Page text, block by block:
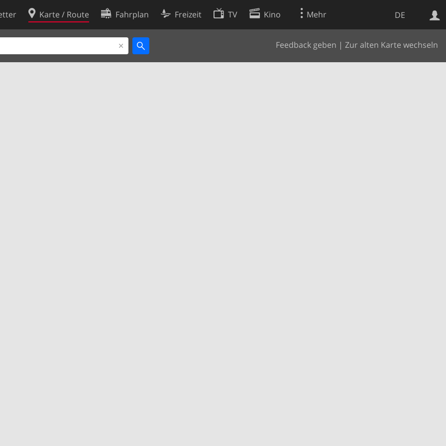
DE
Karte / Route Fahrplan Freizeit TV Kino Mehr
Feedback geben | Zur alten Karte wechseln
Websuche
Cookie-Richtlinie
Cookie-Einstellungen